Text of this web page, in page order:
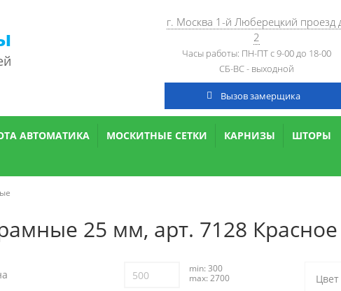
г. Москва 1-й Люберецкий проезд
2
Часы работы: ПН-ПТ с 9-00 до 18-00
СБ-ВС - выходной
Вызов замерщика
АВТОМАТИКА МОСКИТНЫЕ СЕТКИ КАРНИЗЫ ШТОРЫ
25 мм, арт. 7128 Красное
min: 300
max: 2700